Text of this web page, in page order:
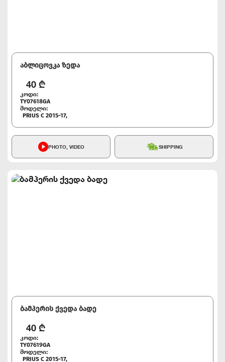
აბლიცოვკა ზედა
40 ₾
კოდი:
TY07618GA
მოდელი:
PRIUS C 2015-17,
PHOTO, VIDEO SHIPPING
ბამპერის ქვედა ბადე
40 ₾
კოდი:
TY07619GA
მოდელი:
PRIUS C 2015-17,